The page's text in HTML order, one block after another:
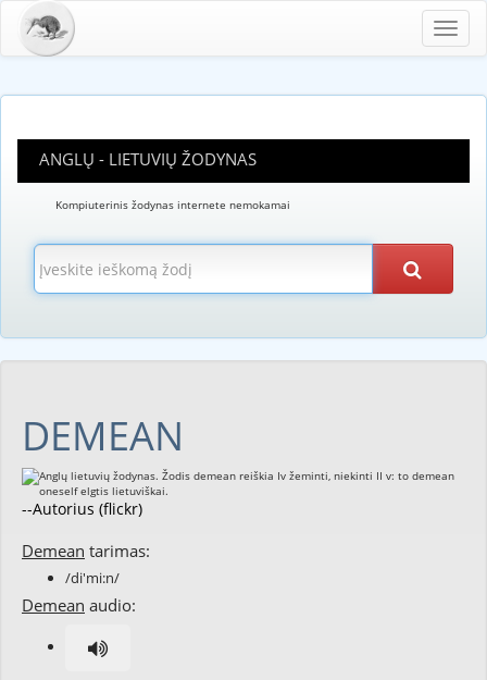
ANGLŲ - LIETUVIŲ ŽODYNAS
Kompiuterinis žodynas internete nemokamai
DEMEAN
--Autorius (flickr)
Demean tarimas:
/di'mi:n/
Demean audio: